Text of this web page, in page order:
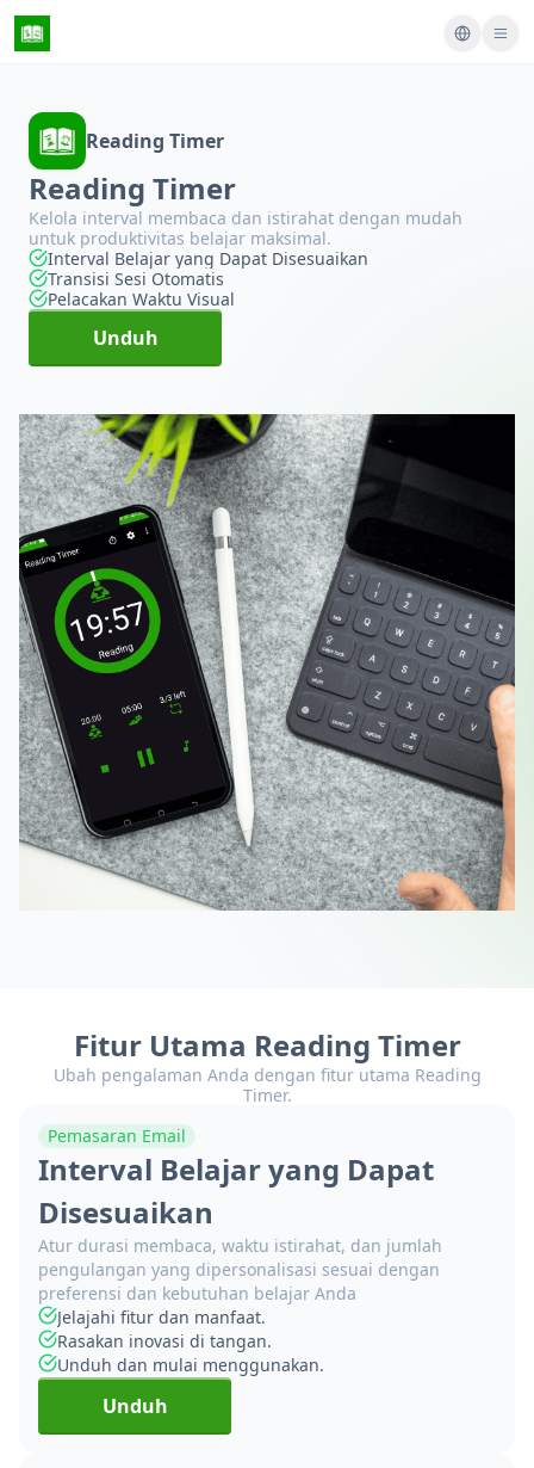
Reading Timer
Reading Timer
Kelola interval membaca dan istirahat dengan mudah
untuk produktivitas belajar maksimal.
Interval Belajar yang Dapat Disesuaikan
Transisi Sesi Otomatis
Pelacakan Waktu Visual
Unduh
Fitur Utama Reading Timer
Ubah pengalaman Anda dengan fitur utama Reading
Timer.
Pemasaran Email
Interval Belajar yang Dapat
Disesuaikan
Atur durasi membaca, waktu istirahat, dan jumlah
pengulangan yang dipersonalisasi sesuai dengan
preferensi dan kebutuhan belajar Anda
Jelajahi fitur dan manfaat.
Rasakan inovasi di tangan.
Unduh dan mulai menggunakan.
Unduh